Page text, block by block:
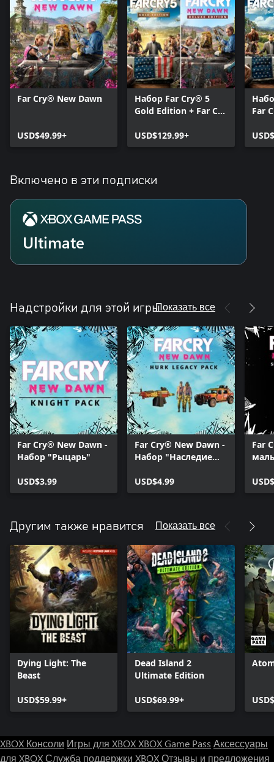
Far Cry® New Dawn
USD$49.99+
Набор Far Cry® 5
Gold Edition + Far Cry
Edition
USD$129.99+
Far
Включено в эти подписки
Ultimate
Надстройки для этой игрыПоказать все
Far Cry® New Dawn -
Набор "Рыцарь"
USD$3.99
Far Cry® New Dawn -
Набор "Наследие
USD$4.99
Far
Другим также нравится Показать все
Dying Light: The
Beast
USD$59.99+
Dead Island 2
Ultimate Edition
USD$69.99+
XBOX Консоли Игры для XBOXXBOX Game Pass Аксессуары
для XBOXСлужба поддержки XBOXОтзывы и предложения